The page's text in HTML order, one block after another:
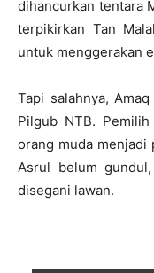
dihancurkan tentara
terpikirkan Tan
untuk menggerakan
Tapi salahnya,
Pilgub NTB.
orang muda menjadi
Asrul belum
disegani lawan.